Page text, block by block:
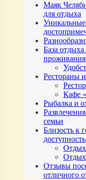
Маяк
для отдыха
База
проживания
Рестораны
Кафе
Рыбалка и
семьи
Близость к
доступность
Отдых
Отдых
Отзывы
отличного